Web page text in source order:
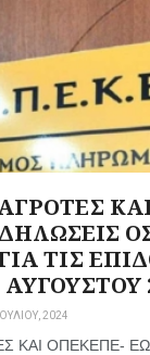
ΤΙΣ
2024
ΚΑΙ ΟΠΕΚΕΠΕ-